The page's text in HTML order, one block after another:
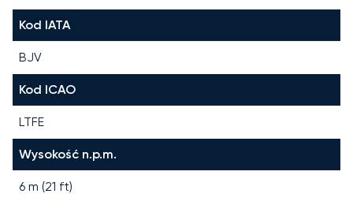
Kod IATA
BJV
Kod ICAO
LTFE
Wysokość n.p.m.
6 m (21 ft)